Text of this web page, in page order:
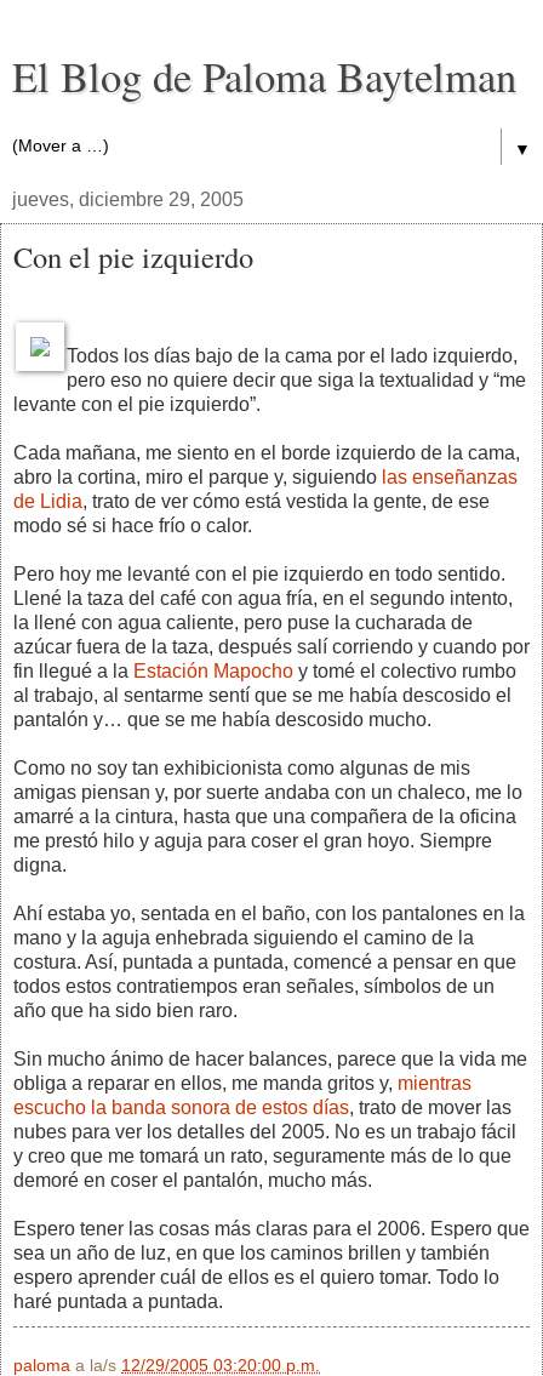
El Blog de Paloma Baytelman
▼
jueves, diciembre 29, 2005
Con el pie izquierdo
Todos los días bajo de la cama por el lado izquierdo,
pero eso no quiere decir que siga la textualidad y “me
levante con el pie izquierdo”.
Cada mañana, me siento en el borde izquierdo de la cama,
abro la cortina, miro el parque y, siguiendo las enseñanzas
de Lidia, trato de ver cómo está vestida la gente, de ese
modo sé si hace frío o calor.
Pero hoy me levanté con el pie izquierdo en todo sentido.
Llené la taza del café con agua fría, en el segundo intento,
la llené con agua caliente, pero puse la cucharada de
azúcar fuera de la taza, después salí corriendo y cuando por
fin llegué a la Estación Mapocho y tomé el colectivo rumbo
al trabajo, al sentarme sentí que se me había descosido el
pantalón y… que se me había descosido mucho.
Como no soy tan exhibicionista como algunas de mis
amigas piensan y, por suerte andaba con un chaleco, me lo
amarré a la cintura, hasta que una compañera de la oficina
me prestó hilo y aguja para coser el gran hoyo. Siempre
digna.
Ahí estaba yo, sentada en el baño, con los pantalones en la
mano y la aguja enhebrada siguiendo el camino de la
costura. Así, puntada a puntada, comencé a pensar en que
todos estos contratiempos eran señales, símbolos de un
año que ha sido bien raro.
Sin mucho ánimo de hacer balances, parece que la vida me
obliga a reparar en ellos, me manda gritos y, mientras
escucho la banda sonora de estos días, trato de mover las
nubes para ver los detalles del 2005. No es un trabajo fácil
y creo que me tomará un rato, seguramente más de lo que
demoré en coser el pantalón, mucho más.
Espero tener las cosas más claras para el 2006. Espero que
sea un año de luz, en que los caminos brillen y también
espero aprender cuál de ellos es el quiero tomar. Todo lo
haré puntada a puntada.
paloma a la/s 12/29/2005 03:20:00 p.m.